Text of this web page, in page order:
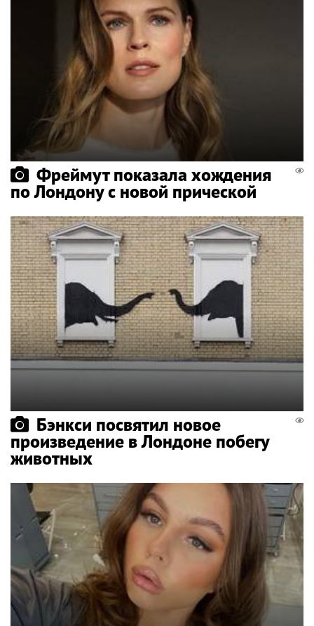
Фреймут показала хождения
по Лондону с новой прической
Бэнкси посвятил новое
произведение в Лондоне побегу
животных